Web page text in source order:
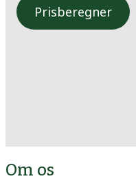
Prisberegner
Om os